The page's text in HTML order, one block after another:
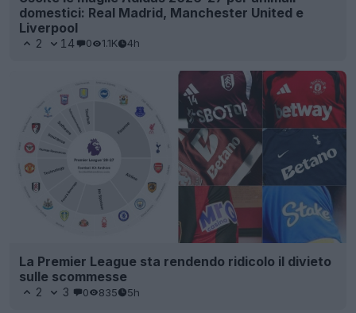
domestici: Real Madrid, Manchester United e
Liverpool
2 14 0 1.1K 4h
La Premier League sta rendendo ridicolo il divieto
sulle scommesse
2 3 0 835 5h